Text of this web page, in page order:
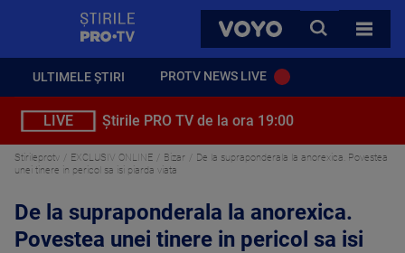
VOYO
CAUTA
TOATE
ULTIMELE ȘTIRI PROTV NEWS LIVE
LIVE Știrile PRO TV de la ora 19:00
Stirileprotv EXCLUSIV ONLINE Bizar
De la supraponderala la anorexica. Povestea
unei tinere in pericol sa isi piarda viata
De la supraponderala la anorexica.
Povestea unei tinere in pericol sa isi